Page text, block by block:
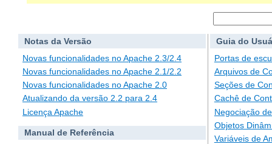
Notas da Versão
Novas funcionalidades no Apache 2.3/2.4
Novas funcionalidades no Apache 2.1/2.2
Novas funcionalidades no Apache 2.0
Atualizando da versão 2.2 para 2.4
Licença Apache
Manual de Referência
Guia do
Portas de
Arquivos de
Seções de
Cachê de
Negociação
Objetos
Variáveis de